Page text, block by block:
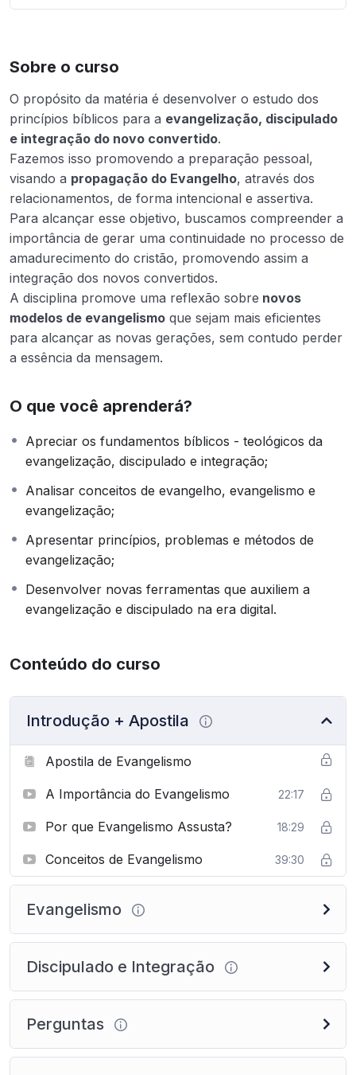
Sobre o curso
O propósito da matéria é desenvolver o estudo dos
princípios bíblicos para a evangelização, discipulado
e integração do novo convertido.
Fazemos isso promovendo a preparação pessoal,
visando a propagação do Evangelho, através dos
relacionamentos, de forma intencional e assertiva.
Para alcançar esse objetivo, buscamos compreender a
importância de gerar uma continuidade no processo de
amadurecimento do cristão, promovendo assim a
integração dos novos convertidos.
A disciplina promove uma reflexão sobre novos
modelos de evangelismo que sejam mais eficientes
para alcançar as novas gerações, sem contudo perder
a essência da mensagem.
O que você aprenderá?
Apreciar os fundamentos bíblicos - teológicos da
evangelização, discipulado e integração;
Analisar conceitos de evangelho, evangelismo e
evangelização;
Apresentar princípios, problemas e métodos de
evangelização;
Desenvolver novas ferramentas que auxiliem a
evangelização e discipulado na era digital.
Conteúdo do curso
Introdução + Apostila
Apostila de Evangelismo
A Importância do Evangelismo 22:17
Por que Evangelismo Assusta? 18:29
Conceitos de Evangelismo 39:30
Evangelismo
Discipulado e Integração
Perguntas